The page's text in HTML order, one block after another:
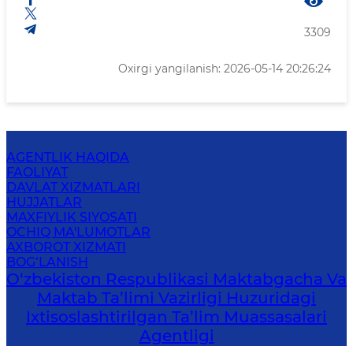
3309
Oxirgi yangilanish: 2026-05-14 20:26:24
AGENTLIK HAQIDA
FAOLIYAT
DAVLAT XIZMATLARI
HUJJATLAR
MAXFIYLIK SIYOSATI
OCHIQ MA'LUMOTLAR
AXBOROT XIZMATI
BOG‘LANISH
O‘zbekiston Respublikasi Maktabgacha Va
Maktab Ta’limi Vazirligi Huzuridagi
Ixtisoslashtirilgan Ta’lim Muassasalari
Agentligi